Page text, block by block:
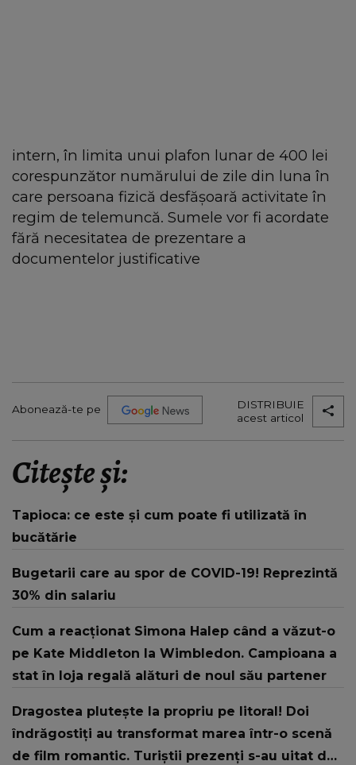
intern, în limita unui plafon lunar de 400 lei
corespunzător numărului de zile din luna în
care persoana fizică desfășoară activitate în
regim de telemuncă. Sumele vor fi acordate
fără necesitatea de prezentare a
documentelor justificative
Abonează-te pe
DISTRIBUIE
acest articol
Citește și:
Tapioca: ce este și cum poate fi utilizată în
bucătărie
Bugetarii care au spor de COVID-19! Reprezintă
30% din salariu
Cum a reacționat Simona Halep când a văzut-o
pe Kate Middleton la Wimbledon. Campioana a
stat în loja regală alături de noul său partener
Dragostea plutește la propriu pe litoral! Doi
îndrăgostiți au transformat marea într-o scenă
de film romantic. Turiștii prezenți s-au uitat de